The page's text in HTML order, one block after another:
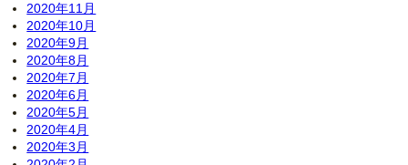
2020年11月
2020年10月
2020年9月
2020年8月
2020年7月
2020年6月
2020年5月
2020年4月
2020年3月